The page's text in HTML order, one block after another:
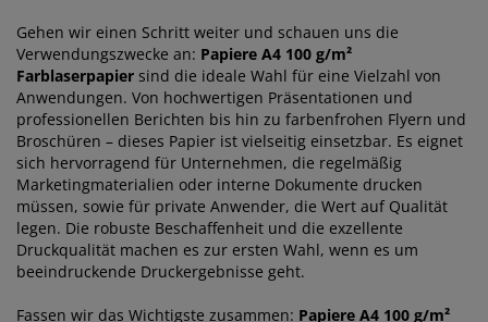
Gehen wir einen Schritt weiter und schauen uns die
Verwendungszwecke an: Papiere A4 100 g/m²
Farblaserpapier sind die ideale Wahl für eine Vielzahl von
Anwendungen. Von hochwertigen Präsentationen und
professionellen Berichten bis hin zu farbenfrohen Flyern und
Broschüren – dieses Papier ist vielseitig einsetzbar. Es eignet
sich hervorragend für Unternehmen, die regelmäßig
Marketingmaterialien oder interne Dokumente drucken
müssen, sowie für private Anwender, die Wert auf Qualität
legen. Die robuste Beschaffenheit und die exzellente
Druckqualität machen es zur ersten Wahl, wenn es um
beeindruckende Druckergebnisse geht.
Fassen wir das Wichtigste zusammen: Papiere A4 100 g/m²